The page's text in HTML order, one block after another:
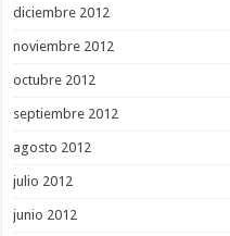
diciembre 2012
noviembre 2012
octubre 2012
septiembre 2012
agosto 2012
julio 2012
junio 2012